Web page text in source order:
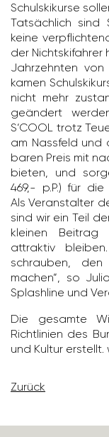
Schul­ski­kurse
Tatsäch­lich sind
keine
der Nichtski­fahrer
Jahr­zehnten
kamen
nicht mehr
geän­dert
S‘COOL trotz
am Nass­feld und
baren Preis mit
bieten, und
469,- p.P.) für
Als Veran­stalter
sind wir ein Teil
kleinen Beitrag
attraktiv
schrauben,
machen“, so
Splash­line und
Die gesamte
Richt­li­nien des
und Kultur
Zurück